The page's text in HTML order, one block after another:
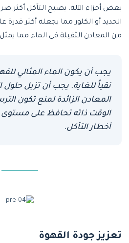
بعض أجزاء الآلة. يصبح التآكل أكثر
الحديد أو الكلور مما يجعله أكثر قدرة
من المعادن الثقيلة في الماء مما
يجب أن يكون الماء المثالي
نقياً للغاية. يجب أن تزيل حلول
المعادن الزائدة لمنع تكون
الوقت ذاته تحافظ على مستوى
أخطار التآكل.
تعزيز جودة القهوة